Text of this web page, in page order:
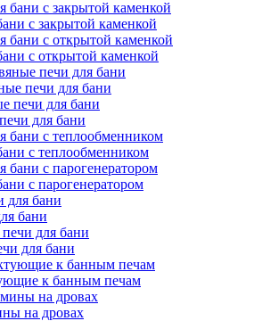
с закрытой каменкой
с открытой каменкой
печи для бани
для бани
с теплообменником
с парогенератором
бани
для бани
к банным печам
на дровах